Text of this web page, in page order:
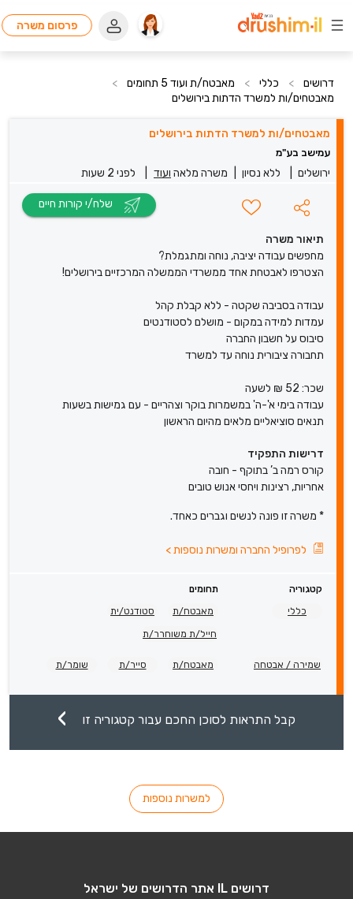
פרסום משרה
דרושים > כללי > מאבטח/ת ועוד 5 תחומים
>
מאבטחים/ות למשרד הדתות בירושלים
מאבטחים/ות למשרד הדתות בירושלים
עמישב בע"מ
ירושלים ללא נסיון משרה מלאה ועוד לפני 2 שעות
תיאור משרה
מחפשים עבודה יציבה, נוחה ומתגמלת?
הצטרפו לאבטחת אחד ממשרדי הממשלה המרכזיים בירושלים!
עבודה בסביבה שקטה - ללא קבלת קהל
עמדות למידה במקום - מושלם לסטודנטים
סיבוס על חשבון החברה
תחבורה ציבורית נוחה עד למשרד
שכר: 52 ₪ לשעה
עבודה בימי א'-ה' במשמרות בוקר וצהריים - עם גמישות בשעות
תנאים סוציאליים מלאים מהיום הראשון
דרישות התפקיד
קורס רמה ב’ בתוקף - חובה
אחריות, רצינות ויחסי אנוש טובים
* משרה זו פונה לנשים וגברים כאחד.
לפרופיל החברה ומשרות נוספות>
קטגוריה
תחומים
כללי
מאבטח/ת סטודנט/ית
חייל/ת משוחרר/ת
שמירה / אבטחה מאבטח/ת סייר/ת שומר/ת
קבל התראות לסוכן החכם עבור קטגוריה זו
למשרות נוספות
דרושים IL אתר הדרושים של ישראל